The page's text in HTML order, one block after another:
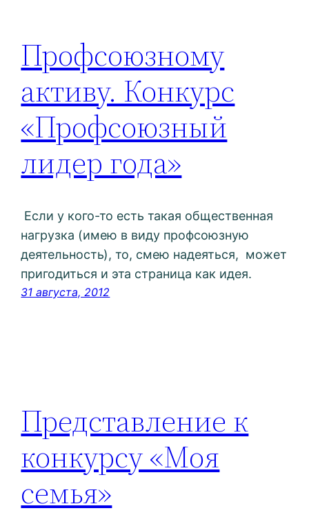
Профсоюзному
активу. Конкурс
«Профсоюзный
лидер года»
Если у кого-то есть такая общественная
нагрузка (имею в виду профсоюзную
деятельность), то, смею надеяться, может
пригодиться и эта страница как идея.
31 августа, 2012
Представление к
конкурсу «Моя
семья»